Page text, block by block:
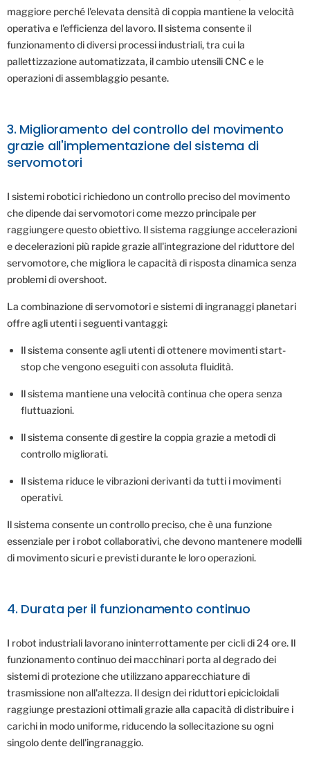
maggiore perché l'elevata densità di coppia mantiene la velocità
operativa e l'efficienza del lavoro. Il sistema consente il
funzionamento di diversi processi industriali, tra cui la
pallettizzazione automatizzata, il cambio utensili CNC e le
operazioni di assemblaggio pesante.
3. Miglioramento del controllo del movimento
grazie all'implementazione del sistema di
servomotori
I sistemi robotici richiedono un controllo preciso del movimento
che dipende dai servomotori come mezzo principale per
raggiungere questo obiettivo. Il sistema raggiunge accelerazioni
e decelerazioni più rapide grazie all'integrazione del riduttore del
servomotore, che migliora le capacità di risposta dinamica senza
problemi di overshoot.
La combinazione di servomotori e sistemi di ingranaggi planetari
offre agli utenti i seguenti vantaggi:
Il sistema consente agli utenti di ottenere movimenti start-
stop che vengono eseguiti con assoluta fluidità.
Il sistema mantiene una velocità continua che opera senza
fluttuazioni.
Il sistema consente di gestire la coppia grazie a metodi di
controllo migliorati.
Il sistema riduce le vibrazioni derivanti da tutti i movimenti
operativi.
Il sistema consente un controllo preciso, che è una funzione
essenziale per i robot collaborativi, che devono mantenere modelli
di movimento sicuri e previsti durante le loro operazioni.
4. Durata per il funzionamento continuo
I robot industriali lavorano ininterrottamente per cicli di 24 ore. Il
funzionamento continuo dei macchinari porta al degrado dei
sistemi di protezione che utilizzano apparecchiature di
trasmissione non all'altezza. Il design dei riduttori epicicloidali
raggiunge prestazioni ottimali grazie alla capacità di distribuire i
carichi in modo uniforme, riducendo la sollecitazione su ogni
singolo dente dell'ingranaggio.